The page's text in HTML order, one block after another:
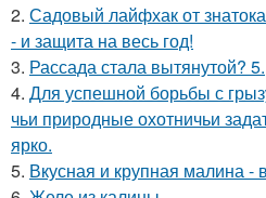
2. Садовый лайфхак от
- и защита на весь год!
3. Рассада стала вытянутой? 5.
4. Для успешной борьбы с
чьи природные охотничьи
ярко.
5. Вкусная и крупная малина -